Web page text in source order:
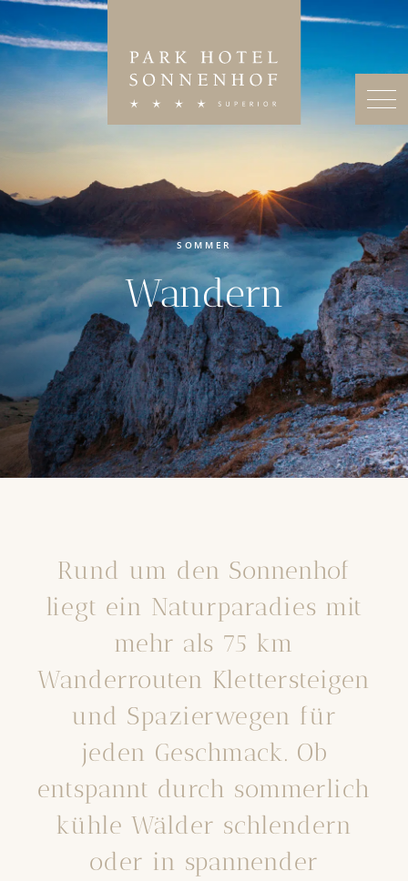
SOMMER
Wandern
Rund um den Sonnenhof
liegt ein Naturparadies mit
mehr als 75 km
Wanderrouten Klettersteigen
und Spazierwegen für
jeden Geschmack. Ob
entspannt durch sommerlich
kühle Wälder schlendern
oder in spannender